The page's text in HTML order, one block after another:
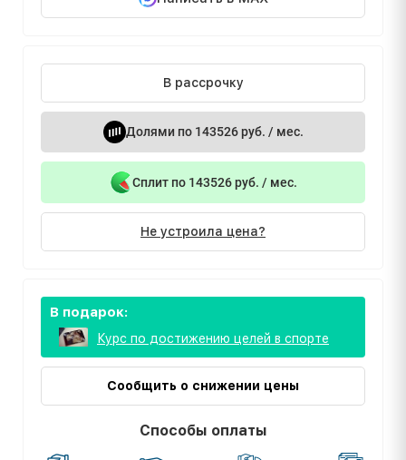
В рассрочку
Долями по 143526 руб. / мес.
Сплит по 143526 руб. / мес.
Не устроила цена?
В подарок:
Курс по достижению целей в спорте
Сообщить о снижении цены
Способы оплаты